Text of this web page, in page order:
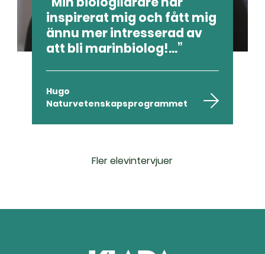
inspirerat mig och fått mig
ännu mer intresserad av
att bli marinbiolog!...
Hugo
Naturvetenskapsprogrammet
Fler elevintervjuer